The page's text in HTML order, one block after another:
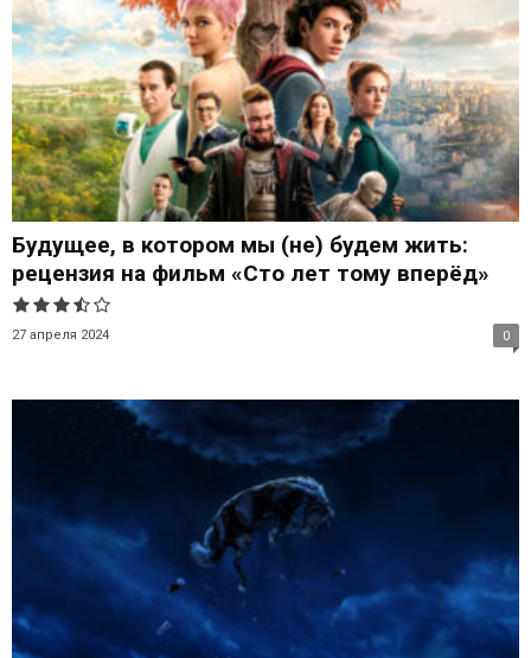
Будущее, в котором мы (не) будем жить:
рецензия на фильм «Сто лет тому вперёд»
27 апреля 2024 0